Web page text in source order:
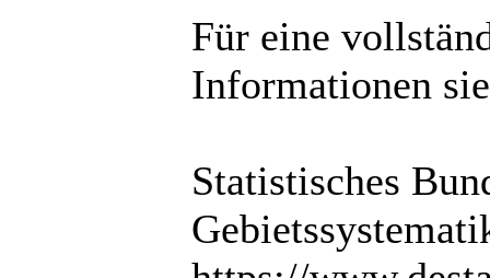
Für eine
Informationen
Statistisches